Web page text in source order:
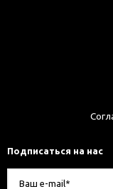
Подписаться на нас